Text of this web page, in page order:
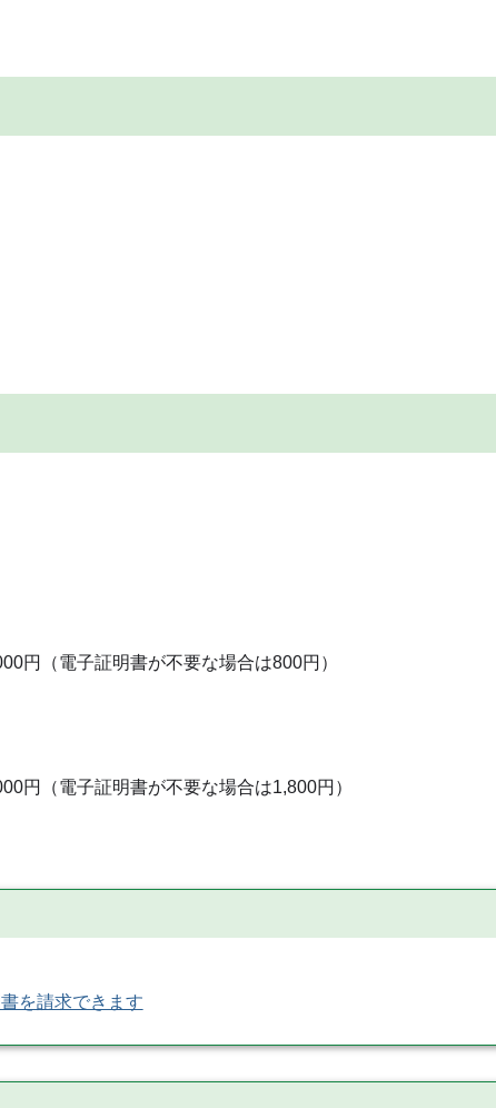
円（電子証明書が不要な場合は800円）
円（電子証明書が不要な場合は1,800円）
を請求できます